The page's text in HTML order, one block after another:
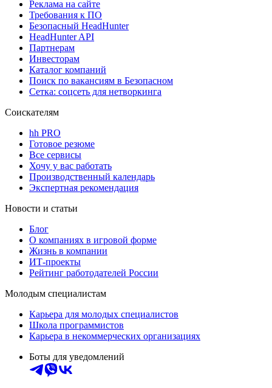
Реклама на сайте
Требования к ПО
Безопасный HeadHunter
HeadHunter API
Партнерам
Инвесторам
Каталог компаний
Поиск по вакансиям в Безопасном
Сетка: соцсеть для нетворкинга
Соискателям
hh PRO
Готовое резюме
Все сервисы
Хочу у вас работать
Производственный календарь
Экспертная рекомендация
Новости и статьи
Блог
О компаниях в игровой форме
Жизнь в компании
ИТ-проекты
Рейтинг работодателей России
Молодым специалистам
Карьера для молодых специалистов
Школа программистов
Карьера в некоммерческих организациях
Боты для уведомлений